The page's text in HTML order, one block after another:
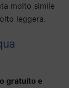
molto simile
leggera.
gratuito e